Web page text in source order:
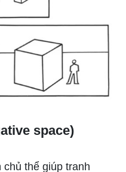
space)
thể giúp tranh